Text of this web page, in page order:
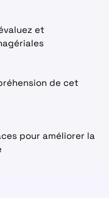
et
de cet
pour améliorer la